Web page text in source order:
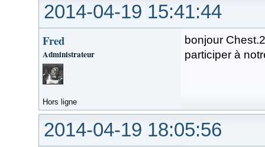
2014-04-19 15:41:44
Fred
Administrateur
bonjour
participer à
Hors ligne
2014-04-19 18:05:56